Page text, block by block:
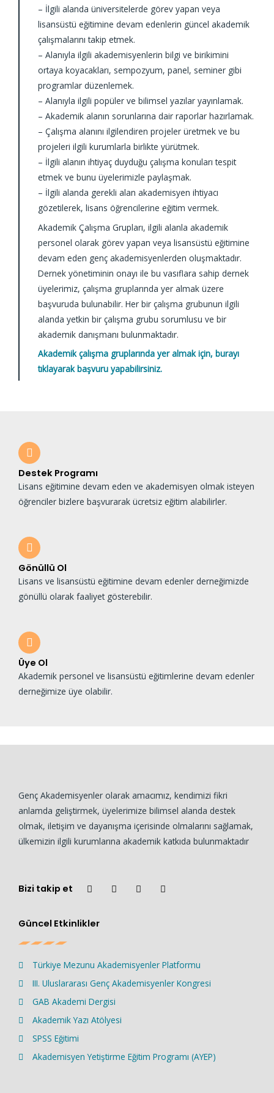
– İlgili alanda üniversitelerde görev yapan veya
lisansüstü eğitimine devam edenlerin güncel akademik
çalışmalarını takip etmek.
– Alanıyla ilgili akademisyenlerin bilgi ve birikimini
ortaya koyacakları, sempozyum, panel, seminer gibi
programlar düzenlemek.
– Alanıyla ilgili popüler ve bilimsel yazılar yayınlamak.
– Akademik alanın sorunlarına dair raporlar hazırlamak.
– Çalışma alanını ilgilendiren projeler üretmek ve bu
projeleri ilgili kurumlarla birlikte yürütmek.
– İlgili alanın ihtiyaç duyduğu çalışma konuları tespit
etmek ve bunu üyelerimizle paylaşmak.
– İlgili alanda gerekli alan akademisyen ihtiyacı
gözetilerek, lisans öğrencilerine eğitim vermek.
Akademik Çalışma Grupları, ilgili alanla akademik
personel olarak görev yapan veya lisansüstü eğitimine
devam eden genç akademisyenlerden oluşmaktadır.
Dernek yönetiminin onayı ile bu vasıflara sahip dernek
üyelerimiz, çalışma gruplarında yer almak üzere
başvuruda bulunabilir. Her bir çalışma grubunun ilgili
alanda yetkin bir çalışma grubu sorumlusu ve bir
akademik danışmanı bulunmaktadır.
Akademik çalışma gruplarında yer almak için, burayı
tıklayarak başvuru yapabilirsiniz.
Destek Programı
Lisans eğitimine devam eden ve akademisyen olmak isteyen
öğrenciler bizlere başvurarak ücretsiz eğitim alabilirler.
Gönüllü Ol
Lisans ve lisansüstü eğitimine devam edenler derneğimizde
gönüllü olarak faaliyet gösterebilir.
Üye Ol
Akademik personel ve lisansüstü eğitimlerine devam edenler
derneğimize üye olabilir.
Genç Akademisyenler olarak amacımız, kendimizi fikri
anlamda geliştirmek, üyelerimize bilimsel alanda destek
olmak, iletişim ve dayanışma içerisinde olmalarını sağlamak,
ülkemizin ilgili kurumlarına akademik katkıda bulunmaktadır
Bizi takip et
Güncel Etkinlikler
Türkiye Mezunu Akademisyenler Platformu
III. Uluslararası Genç Akademisyenler Kongresi
GAB Akademi Dergisi
Akademik Yazı Atölyesi
SPSS Eğitimi
Akademisyen Yetiştirme Eğitim Programı (AYEP)